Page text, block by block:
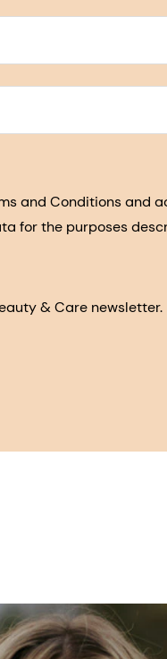
US
and Conditions and
for the purposes
& Care newsletter.